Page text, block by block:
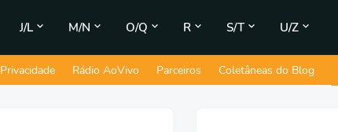
J/L M/N O/Q R S/T U/Z
Rádio AoVivo Parceiros Coletâneas do Blog